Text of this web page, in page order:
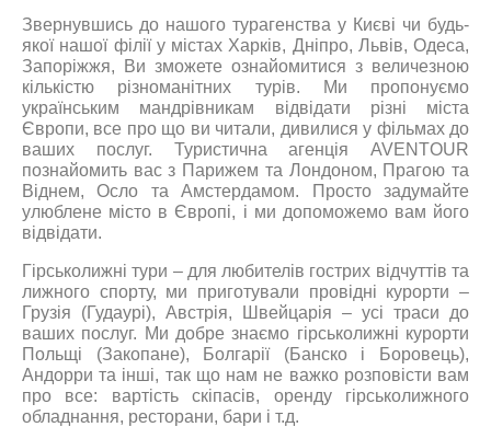
Звернувшись до нашого турагенства у Києві чи будь-
якої нашої філії у містах Харків, Дніпро, Львів, Одеса,
Запоріжжя, Ви зможете ознайомитися з величезною
кількістю різноманітних турів. Ми пропонуємо
українським мандрівникам відвідати різні міста
Європи, все про що ви читали, дивилися у фільмах до
ваших послуг. Туристична агенція AVENTOUR
познайомить вас з Парижем та Лондоном, Прагою та
Віднем, Осло та Амстердамом. Просто задумайте
улюблене місто в Європі, і ми допоможемо вам його
відвідати.
Гірськолижні тури – для любителів гострих відчуттів та
лижного спорту, ми приготували провідні курорти –
Грузія (Гудаурі), Австрія, Швейцарія – усі траси до
ваших послуг. Ми добре знаємо гірськолижні курорти
Польщі (Закопане), Болгарії (Банско і Боровець),
Андорри та інші, так що нам не важко розповісти вам
про все: вартість скіпасів, оренду гірськолижного
обладнання, ресторани, бари і т.д.